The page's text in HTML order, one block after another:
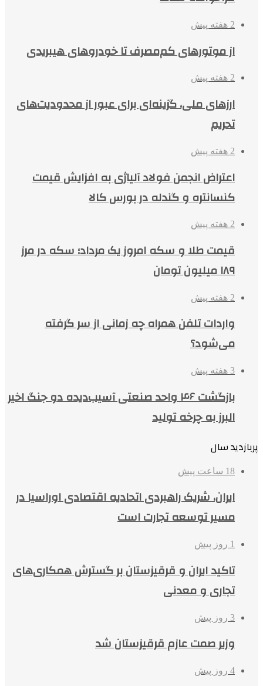
2 هفته پیش
از موتورهای کم‌مصرف تا خودروهای هیبریدی
2 هفته پیش
ارزهای ملی، گزینه‌ای برای عبور از محدودیت‌های
تحریم
2 هفته پیش
اعتراض انجمن فولاد آلیاژی به افزایش قیمت
کنسانتره و گندله در بورس کالا
2 هفته پیش
قیمت طلا و سکه امروز یک مرداد؛ سکه در مرز
۱۸۹ میلیون تومان
2 هفته پیش
واردات تلفن همراه چه زمانی از سر گرفته
می‌شود؟
3 هفته پیش
بازگشت ۴۶ واحد صنعتی آسیب‌دیده دو جنگ اخیر
البرز به چرخه تولید
پربازدید سال
18 ساعت پیش
ایران، شریک راهبردی اتحادیه اقتصادی اوراسیا در
مسیر توسعه تجارت است
1 روز پیش
تاکید ایران و قرقیزستان بر گسترش همکاری‌های
تجاری و معدنی
3 روز پیش
وزیر صمت عازم قرقیزستان شد
4 روز پیش